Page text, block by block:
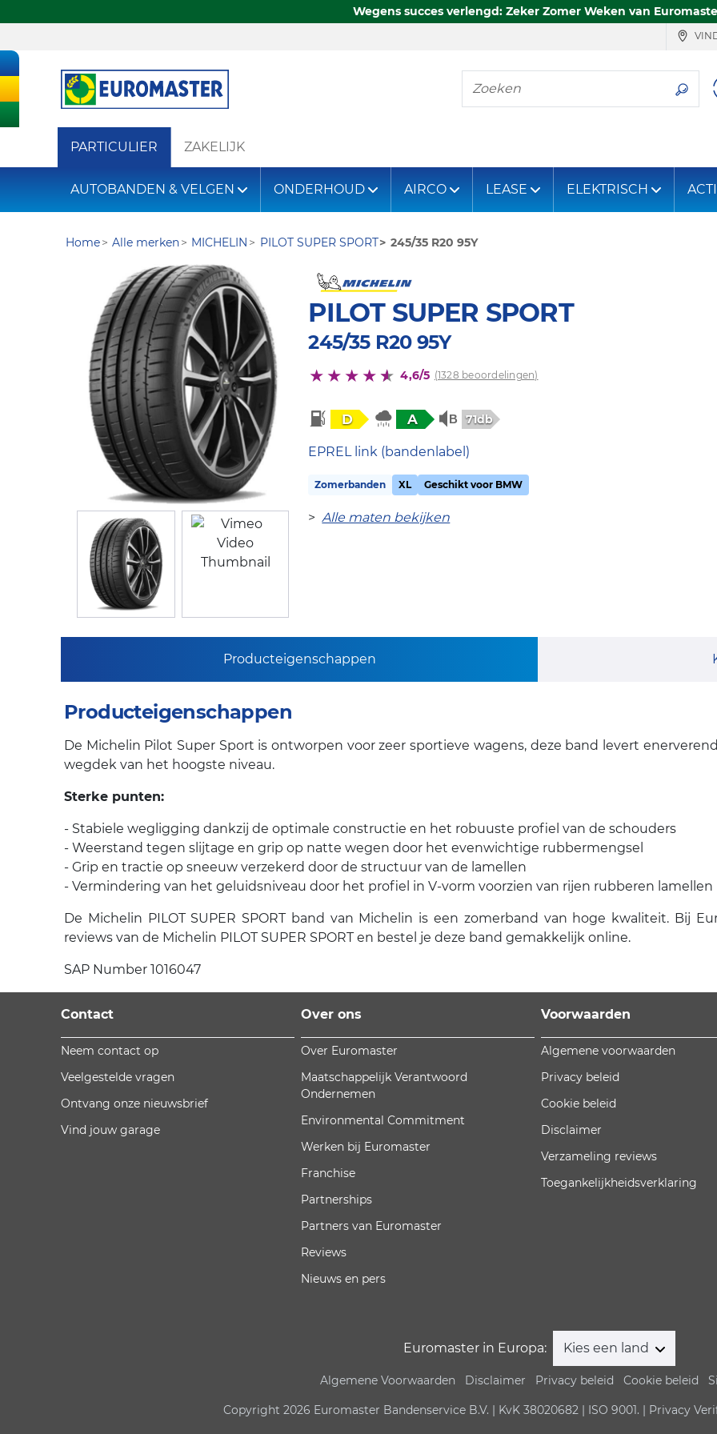
Wegens succes verlengd: Zeker Zomer Weken van
Zoeken
PARTICULIER ZAKELIJK
AUTOBANDEN & VELGEN ONDERHOUD AIRCO LEASE ELEKTRISCH
Home Alle merken MICHELIN PILOT SUPER SPORT 245/35 R20 95Y
PILOT SUPER SPORT
245/35 R20 95Y
4,6/5 (1328 beoordelingen)
D A 71db
EPREL link (bandenlabel)
Zomerbanden XL Geschikt voor BMW
>Alle maten bekijken
Producteigenschappen
Producteigenschappen
De Michelin Pilot Super Sport is ontworpen voor zeer sportieve wagens, deze band levert
wegdek van het hoogste niveau.
Sterke punten:
- Stabiele wegligging dankzij de optimale constructie en het robuuste profiel van de schouders
- Weerstand tegen slijtage en grip op natte wegen door het evenwichtige rubbermengsel
- Grip en tractie op sneeuw verzekerd door de structuur van de lamellen
- Vermindering van het geluidsniveau door het profiel in V-vorm voorzien van rijen rubberen lamellen
De Michelin PILOT SUPER SPORT band van Michelin is een zomerband van hoge kwaliteit. Bij
reviews van de Michelin PILOT SUPER SPORT en bestel je deze band gemakkelijk online.
SAP Number 1016047
Contact
Neem contact op
Veelgestelde vragen
Ontvang onze nieuwsbrief
Vind jouw garage
Over ons
Over Euromaster
Maatschappelijk Verantwoord
Ondernemen
Environmental Commitment
Werken bij Euromaster
Franchise
Partnerships
Partners van Euromaster
Reviews
Nieuws en pers
Voorwaarden
Algemene voorwaarden
Privacy beleid
Cookie beleid
Disclaimer
Verzameling reviews
Toegankelijkheidsverklaring
Euromaster in Europa: Kies een land
Algemene Voorwaarden Disclaimer Privacy beleid Cookie beleid
Copyright 2026 Euromaster Bandenservice B.V. | KvK 38020682 | ISO 9001. | Privacy